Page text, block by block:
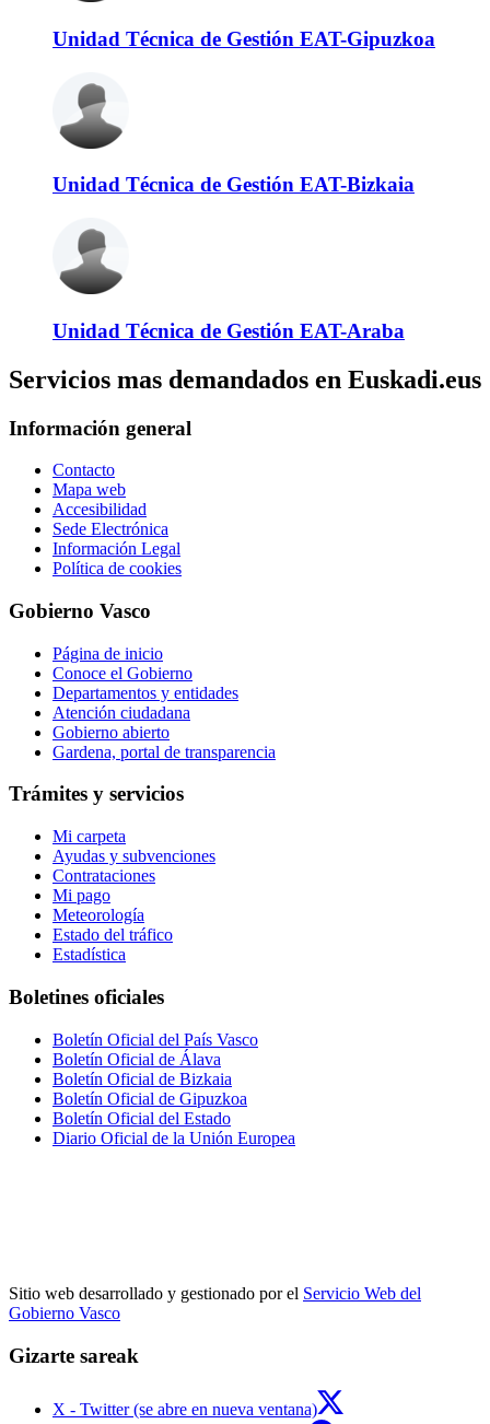
Unidad Técnica de Gestión EAT-Gipuzkoa
Unidad Técnica de Gestión EAT-Bizkaia
Unidad Técnica de Gestión EAT-Araba
Servicios mas demandados en Euskadi.eus
Información general
Contacto
Mapa web
Accesibilidad
Sede Electrónica
Información Legal
Política de cookies
Gobierno Vasco
Página de inicio
Conoce el Gobierno
Departamentos y entidades
Atención ciudadana
Gobierno abierto
Gardena, portal de transparencia
Trámites y servicios
Mi carpeta
Ayudas y subvenciones
Contrataciones
Mi pago
Meteorología
Estado del tráfico
Estadística
Boletines oficiales
Boletín Oficial del País Vasco
Boletín Oficial de Álava
Boletín Oficial de Bizkaia
Boletín Oficial de Gipuzkoa
Boletín Oficial del Estado
Diario Oficial de la Unión Europea
Sitio web desarrollado y gestionado por el Servicio Web del
Gobierno Vasco
Gizarte sareak
X - Twitter (se abre en nueva ventana)